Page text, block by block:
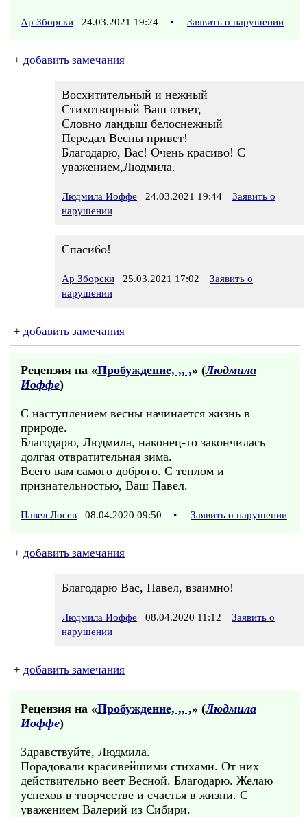
Ар Зборски 24.03.2021 19:24 • Заявить о нарушении
+ добавить замечания
Восхитительный и нежный
Стихотворный Ваш ответ,
Словно ландыш белоснежный
Передал Весны привет!
Благодарю, Вас! Очень красиво! С
уважением,Людмила.
Людмила Иоффе 24.03.2021 19:44
Заявить о
нарушении
Спасибо!
Ар Зборски 25.03.2021 17:02
Заявить о
нарушении
+ добавить замечания
Рецензия на «Пробуждение, ,, ,» (Людмила
Иоффе)
С наступлением весны начинается жизнь в
природе.
Благодарю, Людмила, наконец-то закончилась
долгая отвратительная зима.
Всего вам самого доброго. С теплом и
признательностью, Ваш Павел.
Павел Лосев 08.04.2020 09:50 • Заявить о нарушении
+ добавить замечания
Благодарю Вас, Павел, взаимно!
Людмила Иоффе 08.04.2020 11:12
Заявить о
нарушении
+ добавить замечания
Рецензия на «Пробуждение, ,, ,» (Людмила
Иоффе)
Здравствуйте, Людмила.
Порадовали красивейшими стихами. От них
действительно веет Весной. Благодарю. Желаю
успехов в творчестве и счастья в жизни. С
уважением Валерий из Сибири.